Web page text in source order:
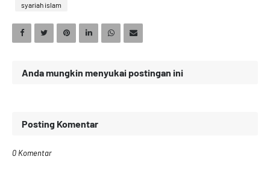
syariah islam
Anda mungkin menyukai postingan ini
Posting Komentar
0 Komentar